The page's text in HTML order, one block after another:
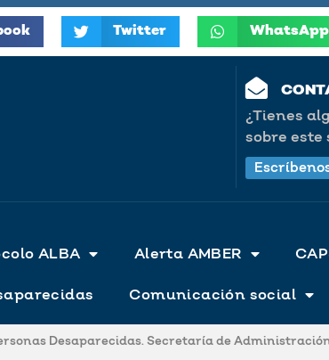
Twitter WhatsApp
¿Tienes
sobre este
ALBA Alerta AMBER
Comunicación social
Desaparecidas. Secretaría de